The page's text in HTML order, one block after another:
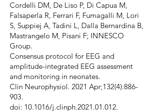
Cordelli DM, De Liso P, Di Capua M,
Falsaperla R, Ferrari F, Fumagalli M, Lori
S, Suppiej A, Tadini L, Dalla Bernardina B,
Mastrangelo M, Pisani F; INNESCO
Group.
Consensus protocol for EEG and
amplitude-integrated EEG assessment
and monitoring in neonates.
Clin Neurophysiol. 2021 Apr;132(4):886-
903.
doi: 10.1016/j.clinph.2021.01.012.